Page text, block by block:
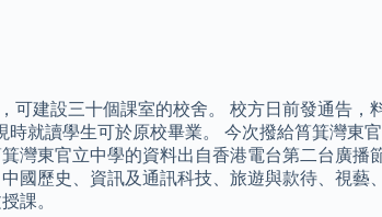
建設三十個課室的校舍。 校方日前發通告，
就讀學生可於原校畢業。 今次撥給筲箕灣東
東官立中學的資料出自香港電台第二台廣播
國歷史、資訊及通訊科技、旅遊與款待、視藝
課。